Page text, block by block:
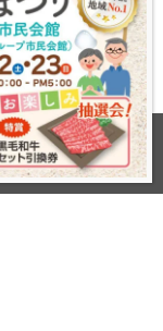
128年の老舗. All rights